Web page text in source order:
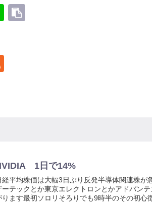
1日で14%
経平均株価は大幅3日ぶり反発半導体関連株
ーテックとか東京エレクトロンとかアドバン
ります最初ソロリそろりでも9時半のその初心